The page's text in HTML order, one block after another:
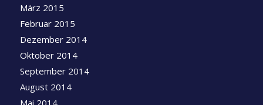
März 2015
Februar 2015
Dezember 2014
Oktober 2014
September 2014
August 2014
Mai 2014